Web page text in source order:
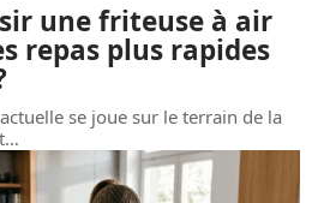
une friteuse à air
repas plus rapides
se joue sur le terrain de la
…